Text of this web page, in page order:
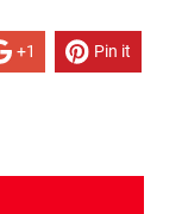
+1 Pin it